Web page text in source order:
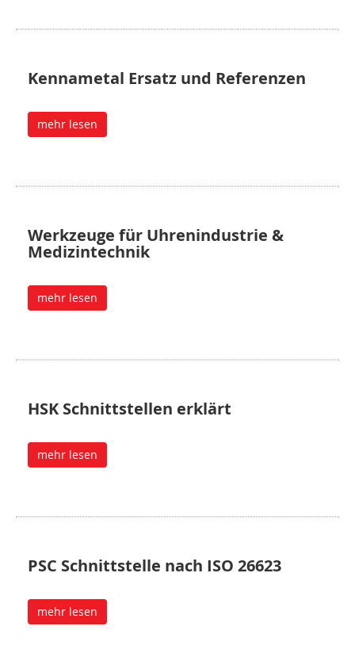
Kennametal Ersatz und Referenzen
mehr lesen
Werkzeuge für Uhrenindustrie &
Medizintechnik
mehr lesen
HSK Schnittstellen erklärt
mehr lesen
PSC Schnittstelle nach ISO 26623
mehr lesen